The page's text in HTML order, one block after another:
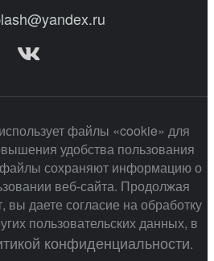
файлы «cookie» для
удобства пользования
сохраняют информацию о
веб-сайта. Продолжая
вы даете согласие на обработку
пользовательских данных, в
конфиденциальности.